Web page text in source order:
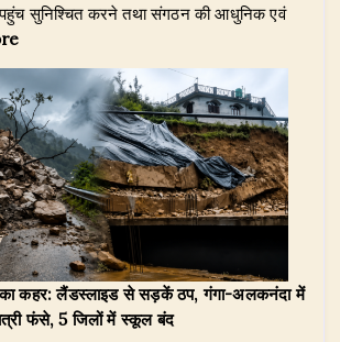
पहुंच सुनिश्चित करने तथा संगठन की आधुनिक एवं
:
उत्तराखंड
में
होगा
NCC
का
विस्तार,
DG
लेफ्टिनेंट
जनरल
वीरेंद्र
वत्स
कहर: लैंडस्लाइड से सड़कें ठप, गंगा-अलकनंदा में
फंसे, 5 जिलों में स्कूल बंद